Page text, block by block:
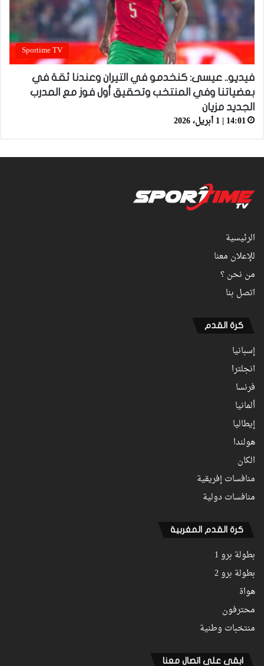
Sportime TV
فيديو.. عيسى: كنخدمو في التيران وعندنا ثقة في
بعضياتنا وفي المنتخب وتحقيق أول فوز مع المدرب
الجديد مزيان
14:01 | 1 أبريل، 2026
الرئيسية
للإعلان معنا
من نحن ؟
اتصل بنا
كرة القدم
إسبانيا
انجلترا
فرنسا
ألمانيا
إيطاليا
هولندا
الكان
منافسات إفريقية
منافسات دولية
كرة القدم المغربية
بطولة برو 1
بطولة برو 2
هواة
محترفون
منتخبات وطنية
ابقى على اتصال معنا